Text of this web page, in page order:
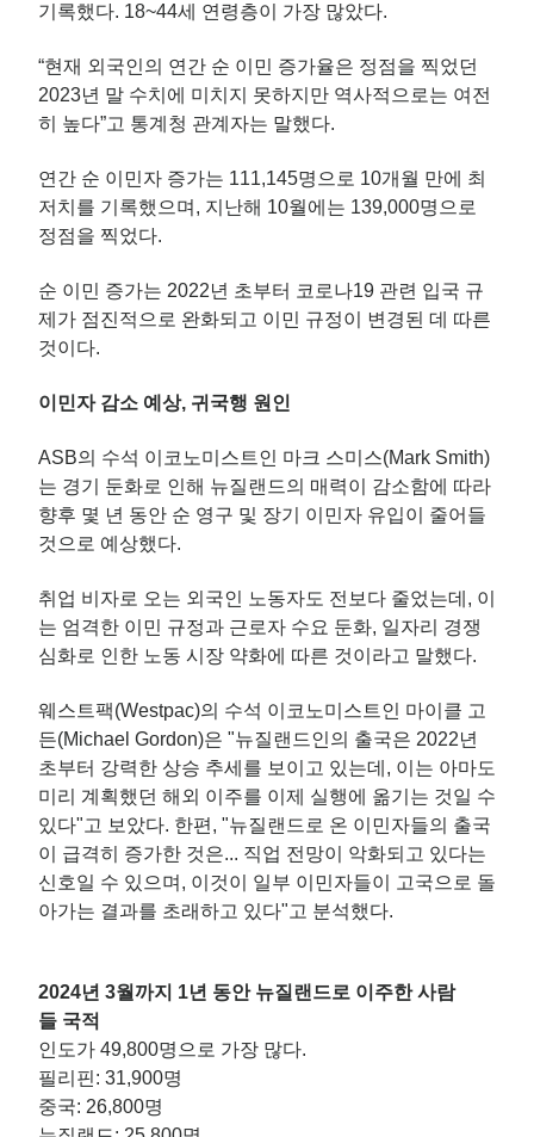
기록했다. 18~44세 연령층이 가장 많았다.
“현재 외국인의 연간 순 이민 증가율은 정점을 찍었던
2023년 말 수치에 미치지 못하지만 역사적으로는 여전
히 높다”고 통계청 관계자는 말했다.
연간 순 이민자 증가는 111,145명으로 10개월 만에 최
저치를 기록했으며, 지난해 10월에는 139,000명으로
정점을 찍었다.
순 이민 증가는 2022년 초부터 코로나19 관련 입국 규
제가 점진적으로 완화되고 이민 규정이 변경된 데 따른
것이다.
이민자 감소 예상, 귀국행 원인
ASB의 수석 이코노미스트인 마크 스미스(Mark Smith)
는 경기 둔화로 인해 뉴질랜드의 매력이 감소함에 따라
향후 몇 년 동안 순 영구 및 장기 이민자 유입이 줄어들
것으로 예상했다.
취업 비자로 오는 외국인 노동자도 전보다 줄었는데, 이
는 엄격한 이민 규정과 근로자 수요 둔화, 일자리 경쟁
심화로 인한 노동 시장 약화에 따른 것이라고 말했다.
웨스트팩(Westpac)의 수석 이코노미스트인 마이클 고
든(Michael Gordon)은 "뉴질랜드인의 출국은 2022년
초부터 강력한 상승 추세를 보이고 있는데, 이는 아마도
미리 계획했던 해외 이주를 이제 실행에 옮기는 것일 수
있다"고 보았다. 한편, "뉴질랜드로 온 이민자들의 출국
이 급격히 증가한 것은... 직업 전망이 악화되고 있다는
신호일 수 있으며, 이것이 일부 이민자들이 고국으로 돌
아가는 결과를 초래하고 있다"고 분석했다.
2024년 3월까지 1년 동안 뉴질랜드로 이주한 사람
들 국적
인도가 49,800명으로 가장 많다.
필리핀: 31,900명
중국: 26,800명